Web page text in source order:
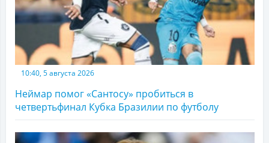
10:40, 5 августа 2026
Неймар помог «Сантосу» пробиться в
четвертьфинал Кубка Бразилии по футболу